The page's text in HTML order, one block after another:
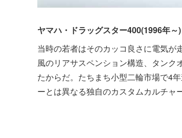
ヤマハ・ドラッグスター400(1996年～)
当時の若者はそのカッコ良さに電気が
風のリアサスペンション構造、タンク
たからだ。たちまち小型二輪市場で4
ーとは異なる独自のカスタムカルチャ